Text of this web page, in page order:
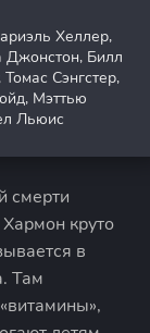
Хеллер,
Джонстон, Билл
Сэнгстер,
Мэттью
Льюис
смерти
круто
в
Там